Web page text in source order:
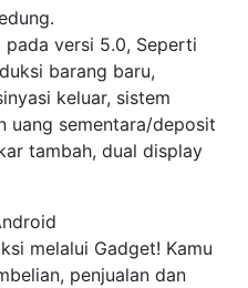
versi 5.0, Seperti
barang baru,
keluar, sistem
uang sementara/deposit
tambah, dual display
melalui Gadget! Kamu
penjualan dan